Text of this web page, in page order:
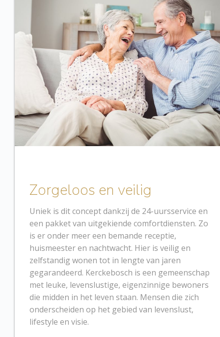
Zorgeloos en veilig
Uniek is dit concept dankzij de 24-uursservice en
een pakket van uitgekiende comfortdiensten. Zo
is er onder meer een bemande receptie,
huismeester en nachtwacht. Hier is veilig en
zelfstandig wonen tot in lengte van jaren
gegarandeerd. Kerckebosch is een gemeenschap
met leuke, levenslustige, eigenzinnige bewoners
die midden in het leven staan. Mensen die zich
onderscheiden op het gebied van levenslust,
lifestyle en visie.